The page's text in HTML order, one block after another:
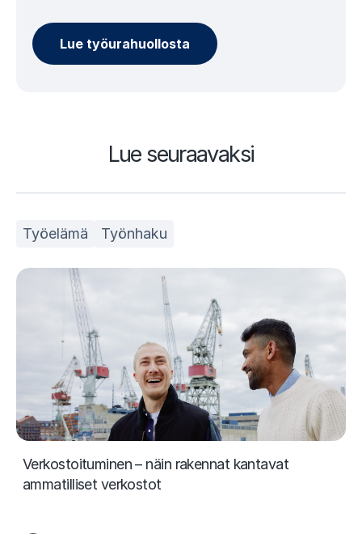
Lue työurahuollosta
Lue seuraavaksi
Työelämä Työnhaku
Verkostoituminen – näin rakennat kantavat
ammatilliset verkostot